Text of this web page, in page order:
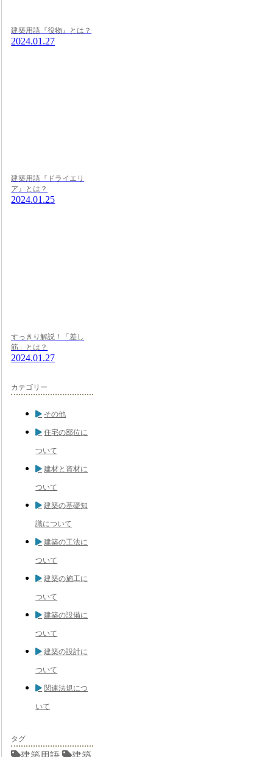
建築用語『役物』とは？
2024.01.27
建築用語『ドライエリ
ア』とは？
2024.01.25
すっきり解説！「差し
筋」とは？
2024.01.27
カテゴリー
その他
住宅の部位に
ついて
建材と資材に
ついて
建築の基礎知
識について
建築の工法に
ついて
建築の施工に
ついて
建築の設備に
ついて
建築の設計に
ついて
関連法規につ
いて
タグ